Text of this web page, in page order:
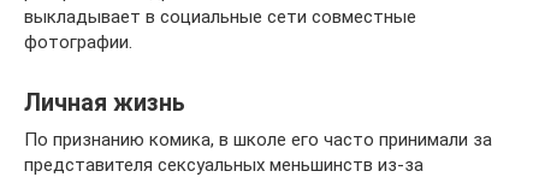
выкладывает в социальные сети совместные
фотографии.
Личная жизнь
По признанию комика, в школе его часто принимали за
представителя сексуальных меньшинств из-за